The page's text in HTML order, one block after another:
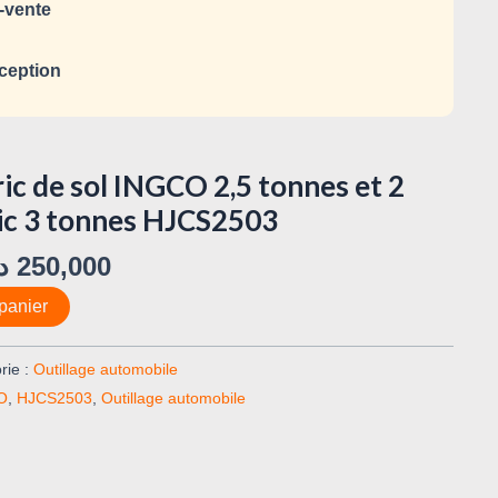
vente
de sol INGCO 2,5 tonnes et 2
3 tonnes HJCS2503
250,000
: Outillage automobile
, HJCS2503, Outillage automobile